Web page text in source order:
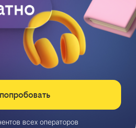
попробовать
всех операторов